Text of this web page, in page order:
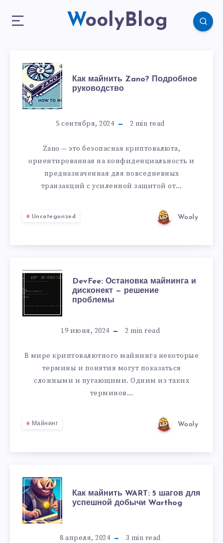
WoolyBlog
Как майнить Zano? Подробное
руководство
5 сентября, 2024 2 min read
Zano — это безопасная криптовалюта,
ориентированная на конфиденциальность и
предназначенная для повседневных
транзакций с усиленной защитой от…
Uncategorized Wooly
DevFee: Остановка майнинга и
дисконект — решение
проблемы
19 июня, 2024 2 min read
В мире криптовалютного майнинга некоторые
термины и понятия могут показаться
сложными и пугающими. Одним из таких
терминов…
Майнинг Wooly
Как майнить WART: 5 шагов для
успешной добычи Warthog
8 апреля, 2024 3 min read